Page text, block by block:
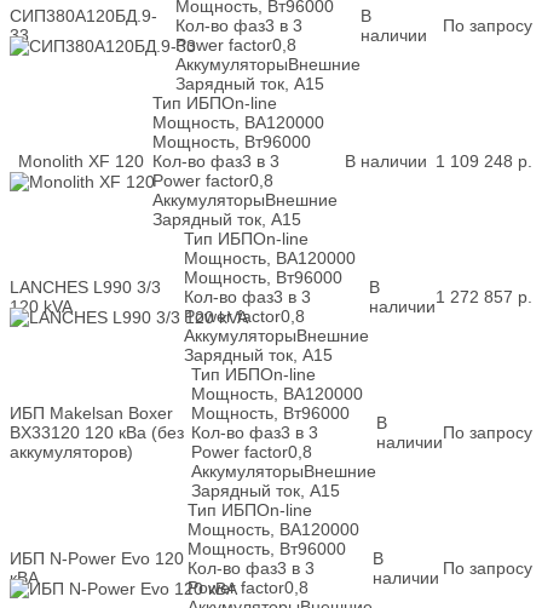
СИП380А120БД.9-
33
Мощность, Вт96000
Кол-во фаз3 в 3
Power factor0,8
АккумуляторыВнешние
Зарядный ток, А15
В
наличии
По запросу
Monolith XF 120
Тип ИБПOn-line
Мощность, ВА120000
Мощность, Вт96000
Кол-во фаз3 в 3
Power factor0,8
АккумуляторыВнешние
Зарядный ток, А15
В наличии 1 109 248 р.
LANCHES L990 3/3
120 kVA
Тип ИБПOn-line
Мощность, ВА120000
Мощность, Вт96000
Кол-во фаз3 в 3
Power factor0,8
АккумуляторыВнешние
Зарядный ток, А15
В
наличии1 272 857 р.
ИБП Makelsan Boxer
BX33120 120 кВа (без
аккумуляторов)
Тип ИБПOn-line
Мощность, ВА120000
Мощность, Вт96000
Кол-во фаз3 в 3
Power factor0,8
АккумуляторыВнешние
Зарядный ток, А15
В
наличииПо запросу
ИБП N-Power Evo 120
кВА
Тип ИБПOn-line
Мощность, ВА120000
Мощность, Вт96000
Кол-во фаз3 в 3
Power factor0,8
В
наличии По запросу